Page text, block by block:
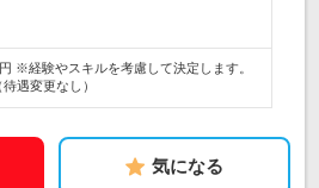
※経験やスキルを考慮して決定します。
遇変更なし）
気になる